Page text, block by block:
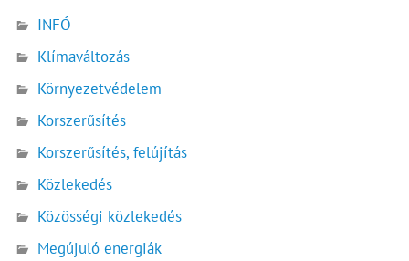
INFÓ
Klímaváltozás
Környezetvédelem
Korszerűsítés
Korszerűsítés, felújítás
Közlekedés
Közösségi közlekedés
Megújuló energiák